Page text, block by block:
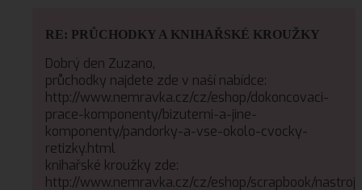
RE: PRŮCHODKY A KNIHAŘSKÉ KROUŽKY
Dobrý den Zuzano,
průchodky najdete zde v naší nabídce:
http://www.nemravka.cz/cz/eshop/dokoncovaci-
prace-komponenty/bizuterni-a-jine-
komponenty/pandorky-a-vse-okolo-cvocky-
retizky.html
knihařské kroužky zde:
http://www.nemravka.cz/cz/eshop/scrapbook/